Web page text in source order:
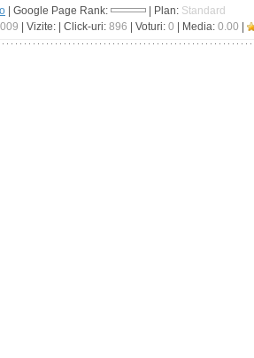
| Google Page Rank: | Plan: Standard
| Vizite: | Click-uri: 896 | Voturi: 0 | Media: 0.00